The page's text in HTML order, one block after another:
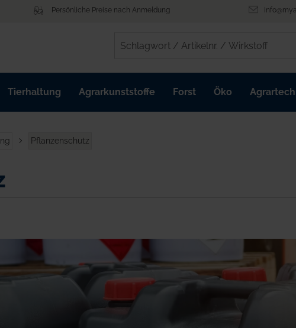
Persönliche Preise nach Anmeldung
Tierhaltung Agrarkunststoffe Forst Öko
Pflanzenschutz